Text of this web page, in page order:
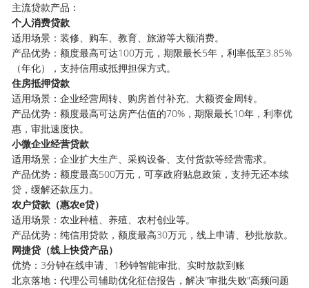
主流贷款产品：
个人消费贷款
适用场景：装修、购车、教育、旅游等大额消费。
产品优势：额度最高可达100万元，期限最长5年，利率低至3.85%
（年化），支持信用或抵押担保方式。
住房抵押贷款
适用场景：企业经营周转、购房首付补充、大额资金周转。
产品优势：额度最高可达房产估值的70%，期限最长10年，利率优
惠，审批速度快。
小微企业经营贷款
适用场景：企业扩大生产、采购设备、支付货款等经营需求。
产品优势：额度最高500万元，可享政府贴息政策，支持无还本续
贷，缓解还款压力。
农户贷款（惠农e贷）
适用场景：农业种植、养殖、农村创业等。
产品优势：纯信用贷款，额度最高30万元，线上申请、秒批放款。
网捷贷（线上快贷产品）
优势：3分钟在线申请、1秒钟智能审批、实时放款到账
北京落地：代理公司辅助优化征信报告，解决"审批失败"高频问题